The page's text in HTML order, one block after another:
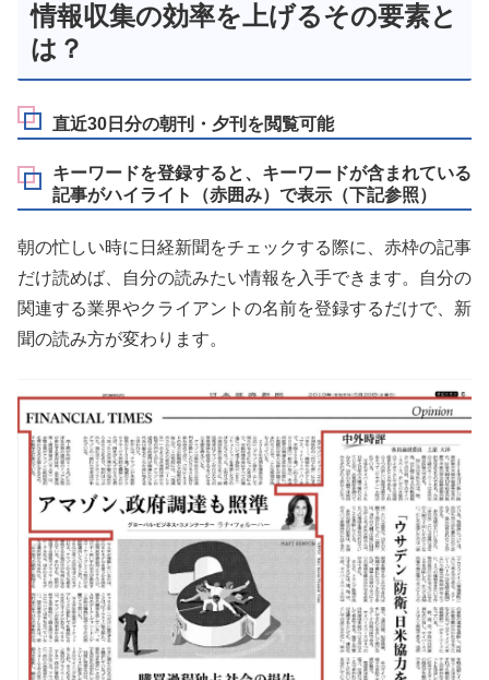
情報収集の効率を上げるその要素と
は？
直近30日分の朝刊・夕刊を閲覧可能
キーワードを登録すると、キーワードが含まれている
記事がハイライト（赤囲み）で表示（下記参照）
朝の忙しい時に日経新聞をチェックする際に、赤枠の記事
だけ読めば、自分の読みたい情報を入手できます。自分の
関連する業界やクライアントの名前を登録するだけで、新
聞の読み方が変わります。